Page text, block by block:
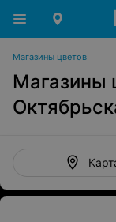
Магазины цветов
Магазины